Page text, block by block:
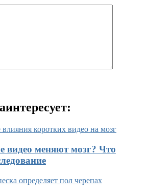
видео меняют мозг? Что